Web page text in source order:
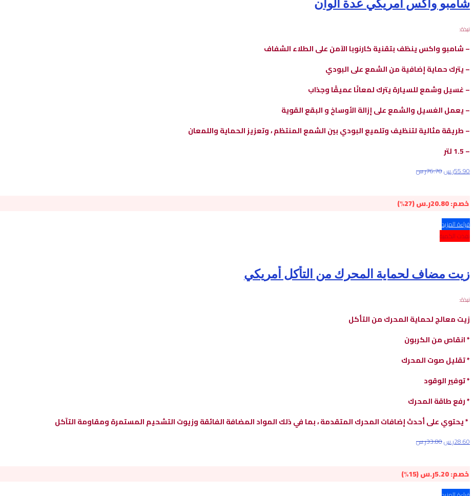
شامبو واكس امريكي عدة ألوان
نبذة:
– شامبو واكس ينظف بتقنية كارنوبا الآمن على الطلاء الشفاف
– يترك حماية إضافية من الشمع على البودي
– غسيل وشمع للسيارة يترك لمعانًا عميقًا وجذاب
– يعمل الغسيل والشمع على إزالة الأوساخ و البقع القوية
– طريقة مثالية لتنظيف وتلميع البودي بين الشمع المنتظم ، وتعزيز الحماية واللمعان
– 1.5 لتر
55.90ر.س76.70ر.س
خصم:20.80ر.س(27%)
قراءة المزيد
نفذت الكمية
زيت مضاف لحماية المحرك من التأكل أمريكي
نبذة:
زيت معالج لحماية المحرك من التأكل
* انقاص من الكربون
* تقليل صوت المحرك
* توفير الوقود
* رفع طاقة المحرك
* يحتوي على أحدث إضافات المحرك المتقدمة ، بما في ذلك المواد المضافة الفائقة وزيوت التشحيم المستمرة ومقاومة التآكل
28.60ر.س33.80ر.س
خصم:5.20ر.س(15%)